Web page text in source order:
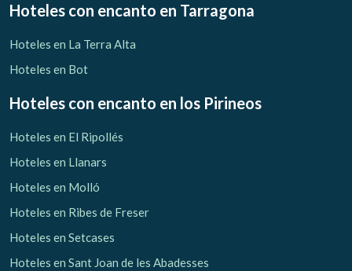
Hoteles con encanto en Tarragona
Hoteles en La Terra Alta
Hoteles en Bot
Hoteles con encanto en los Pirineos
Hoteles en El Ripollés
Hoteles en Llanars
Hoteles en Molló
Hoteles en Ribes de Freser
Hoteles en Setcases
Hoteles en Sant Joan de les Abadesses